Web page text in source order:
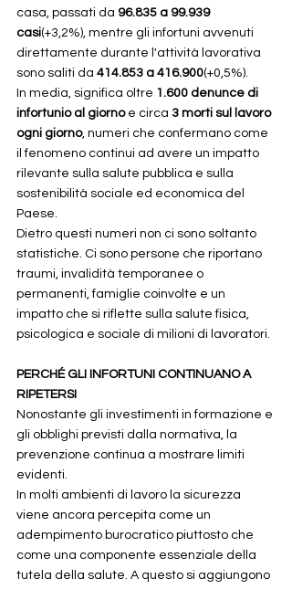
casa, passati da 96.835 a 99.939
casi(+3,2%), mentre gli infortuni avvenuti
direttamente durante l'attività lavorativa
sono saliti da 414.853 a 416.900(+0,5%).
In media, significa oltre 1.600 denunce di
infortunio al giorno e circa 3 morti sul lavoro
ogni giorno, numeri che confermano come
il fenomeno continui ad avere un impatto
rilevante sulla salute pubblica e sulla
sostenibilità sociale ed economica del
Paese.
Dietro questi numeri non ci sono soltanto
statistiche. Ci sono persone che riportano
traumi, invalidità temporanee o
permanenti, famiglie coinvolte e un
impatto che si riflette sulla salute fisica,
psicologica e sociale di milioni di lavoratori.
PERCHÉ GLI INFORTUNI CONTINUANO A
RIPETERSI
Nonostante gli investimenti in formazione e
gli obblighi previsti dalla normativa, la
prevenzione continua a mostrare limiti
evidenti.
In molti ambienti di lavoro la sicurezza
viene ancora percepita come un
adempimento burocratico piuttosto che
come una componente essenziale della
tutela della salute. A questo si aggiungono